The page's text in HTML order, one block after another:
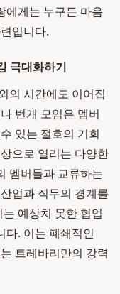
에게는 누구든 마음
입니다.
극대화하기
의 시간에도 이어집
번개 모임은 멤버
있는 절호의 기회
으로 열리는 다양한
멤버들과 교류하는
업과 직무의 경계를
예상치 못한 협업
다. 이는 폐쇄적인
트레바리만의 강력